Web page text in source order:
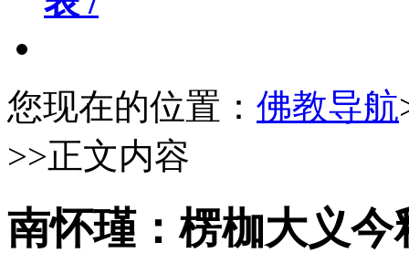
您现在的位置： 佛教导航
>>正文内容
南怀瑾：楞枷大义今